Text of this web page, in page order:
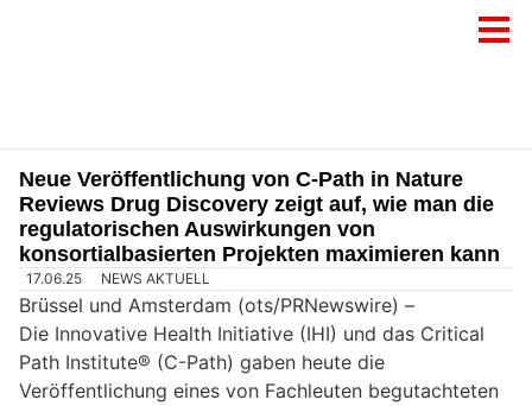
Neue Veröffentlichung von C-Path in Nature
Reviews Drug Discovery zeigt auf, wie man die
regulatorischen Auswirkungen von
konsortialbasierten Projekten maximieren kann
17.06.25 NEWS AKTUELL
Brüssel und Amsterdam (ots/PRNewswire) –
Die Innovative Health Initiative (IHI) und das Critical
Path Institute® (C-Path) gaben heute die
Veröffentlichung eines von Fachleuten begutachteten